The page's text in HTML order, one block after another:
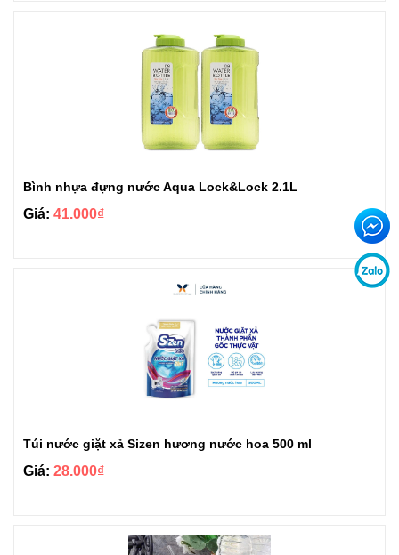
Bình nhựa đựng nước Aqua Lock&Lock 2.1L
Giá: 41.000₫
Túi nước giặt xả Sizen hương nước hoa 500 ml
Giá: 28.000₫